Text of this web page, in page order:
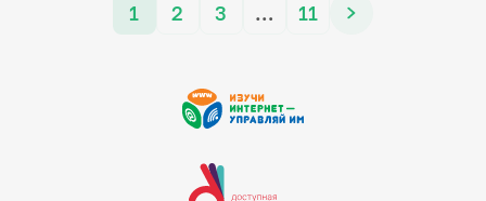
1 2 3 … 11